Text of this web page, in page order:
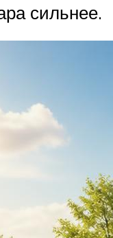
сильнее.